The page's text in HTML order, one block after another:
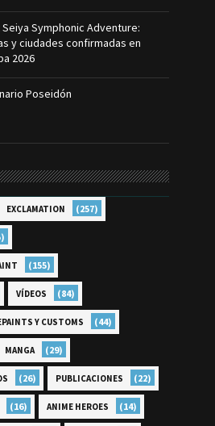
Seiya Symphonic Adventure:
y ciudades confirmadas en
2026
Poseidón
EXCLAMATION (257)
(155)
VÍDEOS (84)
Y CUSTOMS (44)
MANGA (29)
(26) PUBLICACIONES (22)
(16) ANIME HEROES (14)